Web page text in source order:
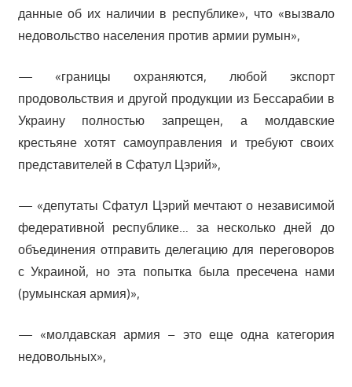
данные об их наличии в республике», что «вызвало
недовольство населения против армии румын»,
— «границы охраняются, любой экспорт
продовольствия и другой продукции из Бессарабии в
Украину полностью запрещен, а молдавские
крестьяне хотят самоуправления и требуют своих
представителей в Сфатул Цэрий»,
— «депутаты Сфатул Цэрий мечтают о независимой
федеративной республике… за несколько дней до
объединения отправить делегацию для переговоров
с Украиной, но эта попытка была пресечена нами
(румынская армия)»,
— «молдавская армия – это еще одна категория
недовольных»,